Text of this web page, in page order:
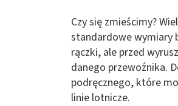
Czy się zmieścimy?
standardowe wymiary
rączki, ale przed
danego przewoźnika.
podręcznego, które
linie lotnicze.